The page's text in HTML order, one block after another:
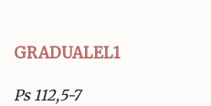
GRADUALEL1
Ps 112,5-7